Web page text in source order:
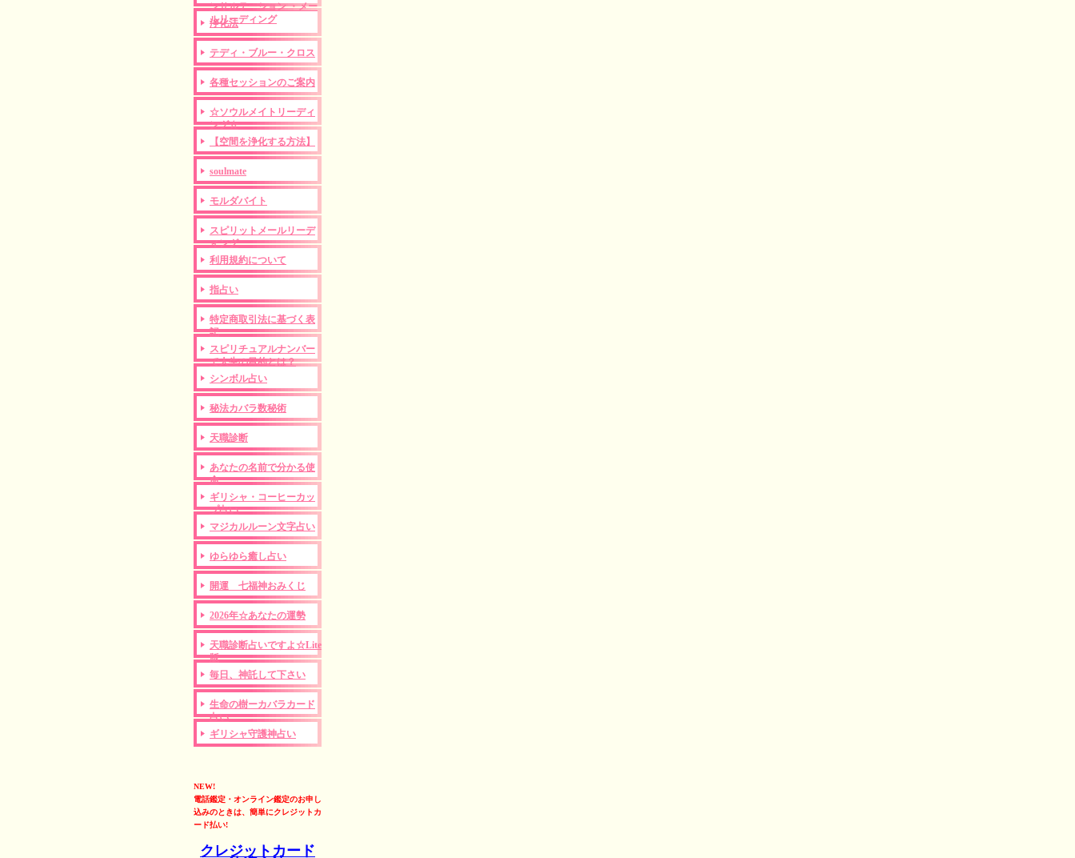
ンサルテーション ・メー
ルリーディング
浄化法
テディ・ブルー・クロス
各種セッションのご案内
☆ソウルメイトリーディ
ング☆
【空間を浄化する方法】
soulmate
モルダバイト
スピリットメールリーデ
ィング
利用規約について
指占い
特定商取引法に基づく表
記
スピリチュアルナンバー
で人生の目的とは？
シンボル占い
秘法カバラ数秘術
天職診断
あなたの名前で分かる使
命
ギリシャ・コーヒーカッ
プ占い
マジカルルーン文字占い
ゆらゆら癒し占い
開運 七福神おみくじ
2026年☆あなたの運勢
天職診断占いですよ☆Lite
版
毎日、神託して下さい
生命の樹ーカバラカード
占い
ギリシャ守護神占い
NEW!
電話鑑定・オンライン鑑定のお申し
込みのときは、簡単にクレジットカ
ード払い!
クレジットカード